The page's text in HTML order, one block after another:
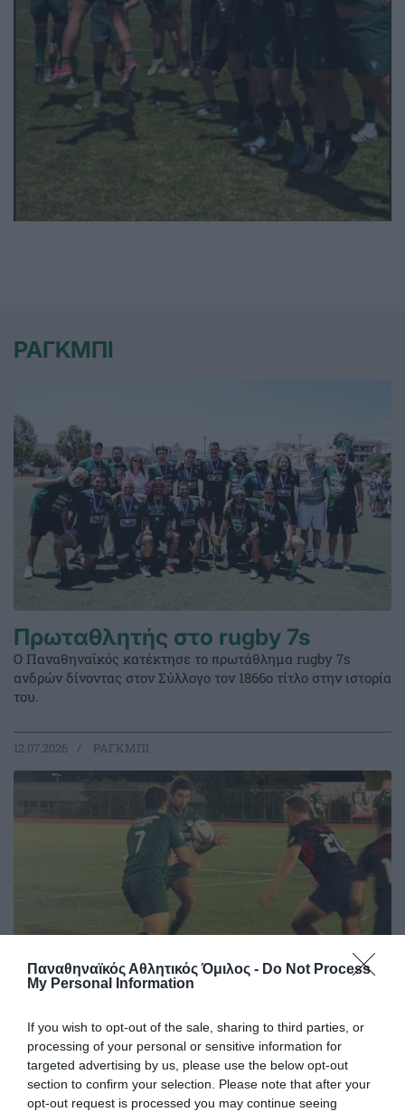
Παναθηναϊκός Αθλητικός Όμιλος - Do Not Process
My Personal Information
If you wish to opt-out of the sale, sharing to third parties, or
processing of your personal or sensitive information for
targeted advertising by us, please use the below opt-out
section to confirm your selection. Please note that after your
opt-out request is processed you may continue seeing
ΡΑΓΚΜΠΙ
Πρωταθλητής στο rugby 7s
Ο Παναθηναϊκός κατέκτησε το πρωτάθλημα rugby 7s
ανδρών δίνοντας στον Σύλλογο τον 1866ο τίτλο στην ιστορία
του.
12.07.2026 ΡΑΓΚΜΠΙ
Πλησιάζει στον τίτλο δύο στροφές
πριν το τέλος
Η ομάδα ανδρών του Παναθηναϊκού στο ράγκμπι 7s έκανε
αυτό που έπρεπε και παραμένει πρώτος